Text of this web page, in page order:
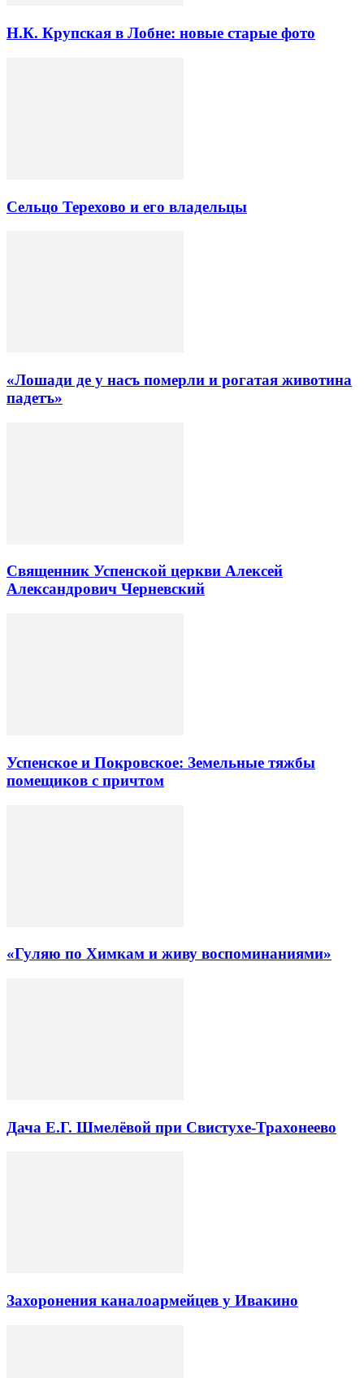
Н.К. Крупская в Лобне: новые старые фото
Сельцо Терехово и его владельцы
«Лошади де у насъ померли и рогатая животина
падетъ»
Священник Успенской церкви Алексей
Александрович Черневский
Успенское и Покровское: Земельные тяжбы
помещиков с причтом
«Гуляю по Химкам и живу воспоминаниями»
Дача Е.Г. Шмелёвой при Свистухе-Трахонеево
Захоронения каналоармейцев у Ивакино